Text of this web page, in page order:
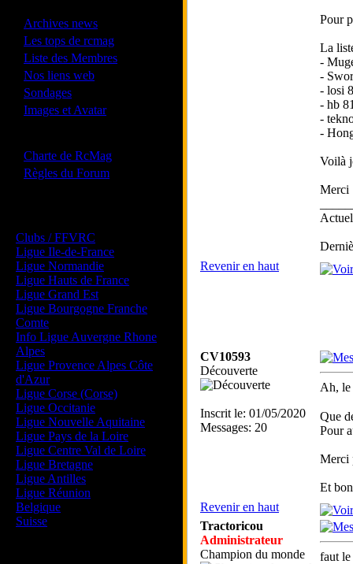
Archives news
Les tops de rcmag
Liste des Membres
Nos liens web
Sondages
Images et Avatar
Charte de RcMag
Règles du Forum
Clubs / FFVRC
Ligue Ile-de-France
Ligue Normandie
Ligue Hauts de France
Ligue Grand Est
Ligue Bourgogne Franche
Comte
Info Ligue Auvergne Rhone
Alpes
Ligue Provence Alpes Côte
d'Azur
Ligue Corse (Corse)
Ligue Occitanie
Ligue Nouvelle Aquitaine
Ligue Pays de la Loire
Ligue Centre Val de Loire
Ligue Bretagne
Ligue Antilles
Ligue Réunion
Belgique
Suisse
Pour
La
-
-
- losi
- hb
-
-
Voilà
Merci
Revenir en haut
CV10593
Découverte
Inscrit le: 01/05/2020
Messages: 20
Ah, le
Que
Pour
Merci
Et
Revenir en haut
Tractoricou
Administrateur
Champion du monde
faut le